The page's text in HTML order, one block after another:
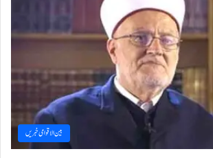
بین الاقوامی خبریں